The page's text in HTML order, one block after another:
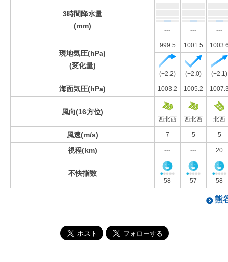
3時間降水量
(mm)
--- --- ---
現地気圧(hPa)
(変化量)
999.5 1001.5
(+2.2) (+2.0) (+2.1)
海面気圧(hPa) 1003.2 1005.2
風向(16方位)
西北西 西北西 北西
風速(m/s) 7 5 5
視程(km) --- --- 20
不快指数
58 57 58
熊